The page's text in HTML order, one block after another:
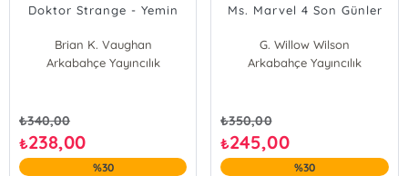
Doktor Strange - Yemin
Brian K. Vaughan
Arkabahçe Yayıncılık
₺340,00
₺238,00
%30
Ms. Marvel 4 Son Günler
G. Willow Wilson
Arkabahçe Yayıncılık
₺350,00
₺245,00
%30